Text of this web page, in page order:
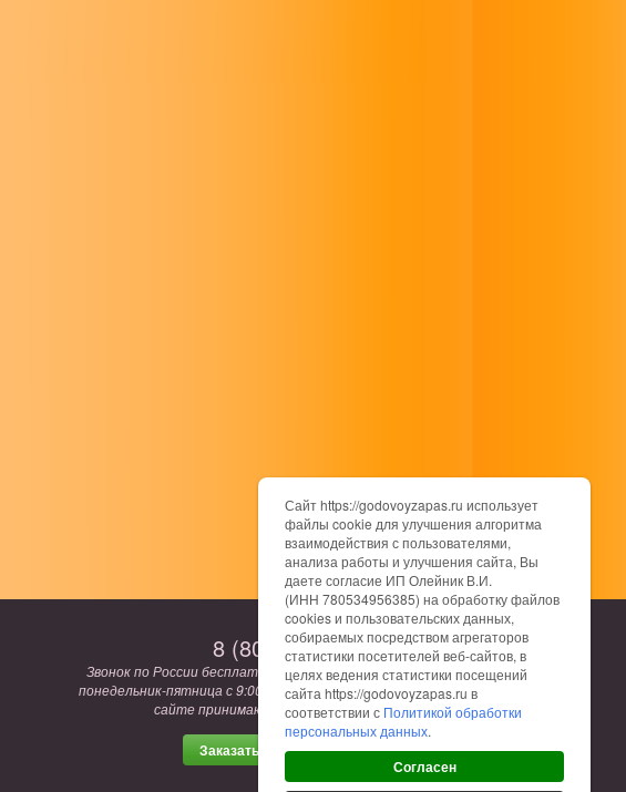
8 (800) 775-12-62
Звонок по России бесплатный. Режим работы:
понедельник-пятница с 9:00 до 17:00. Заказы на
сайте принимаются круглосуточно.
Заказать обратный звонок
Сайт https://godovoyzapas.ru использует
файлы cookie для улучшения алгоритма
взаимодействия с пользователями,
анализа работы и улучшения сайта, Вы
даете согласие ИП Олейник В.И.
(ИНН 780534956385) на обработку файлов
cookies и пользовательских данных,
собираемых посредством агрегаторов
статистики посетителей веб-сайтов, в
целях ведения статистики посещений
сайта https://godovoyzapas.ru в
соответствии с Политикой обработки
персональных данных.
Согласен